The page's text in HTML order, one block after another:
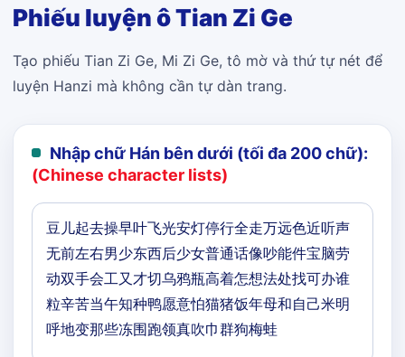
Phiếu luyện ô Tian Zi Ge
Tạo phiếu Tian Zi Ge, Mi Zi Ge, tô mờ và thứ tự nét để
luyện Hanzi mà không cần tự dàn trang.
Nhập chữ Hán bên dưới (tối đa 200 chữ):
(Chinese character lists)